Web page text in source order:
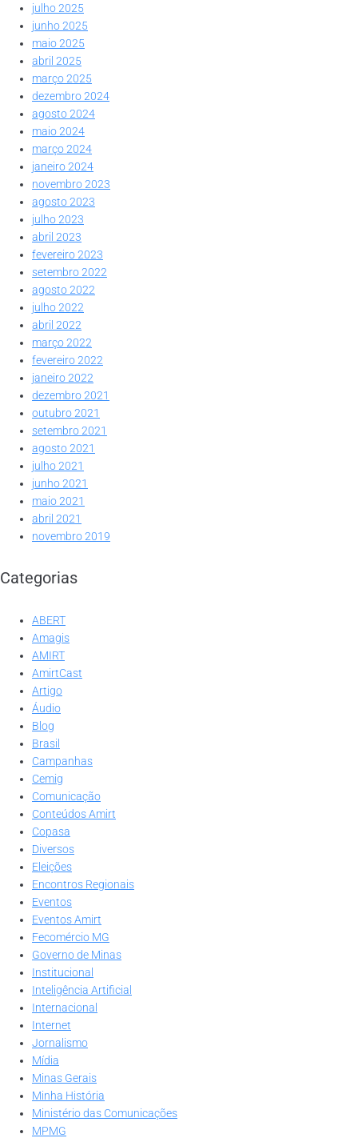
julho 2025
junho 2025
maio 2025
abril 2025
março 2025
dezembro 2024
agosto 2024
maio 2024
março 2024
janeiro 2024
novembro 2023
agosto 2023
julho 2023
abril 2023
fevereiro 2023
setembro 2022
agosto 2022
julho 2022
abril 2022
março 2022
fevereiro 2022
janeiro 2022
dezembro 2021
outubro 2021
setembro 2021
agosto 2021
julho 2021
junho 2021
maio 2021
abril 2021
novembro 2019
Categorias
ABERT
Amagis
AMIRT
AmirtCast
Artigo
Áudio
Blog
Brasil
Campanhas
Cemig
Comunicação
Conteúdos Amirt
Copasa
Diversos
Eleições
Encontros Regionais
Eventos
Eventos Amirt
Fecomércio MG
Governo de Minas
Institucional
Inteligência Artificial
Internacional
Internet
Jornalismo
Mídia
Minas Gerais
Minha História
Ministério das Comunicações
MPMG